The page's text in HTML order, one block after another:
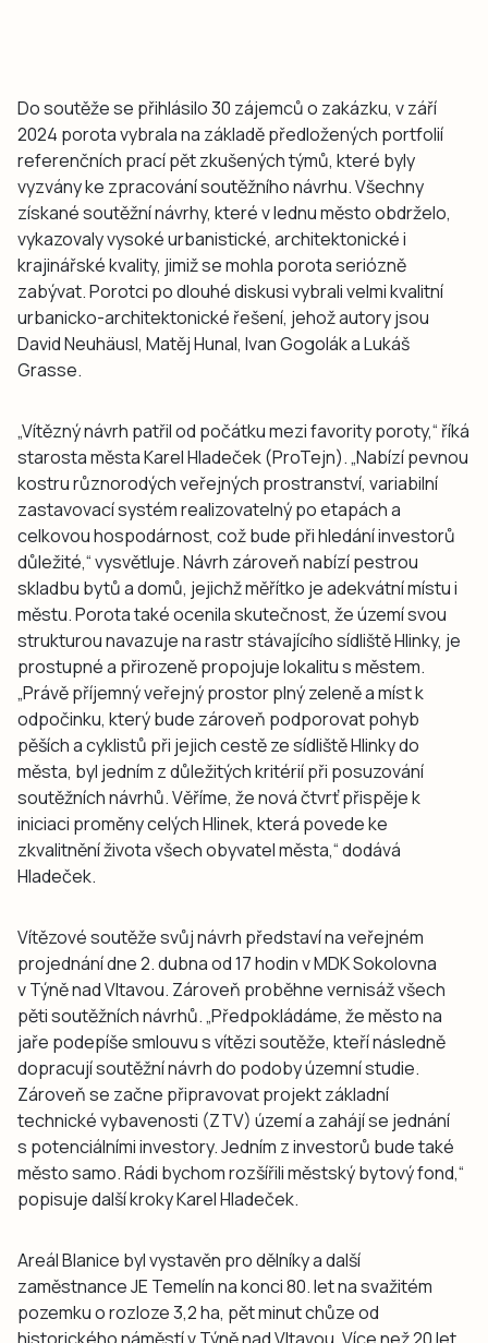
Do soutěže se přihlásilo 30 zájemců o zakázku, v září
2024 porota vybrala na základě předložených portfolií
referenčních prací pět zkušených týmů, které byly
vyzvány ke zpracování soutěžního návrhu. Všechny
získané soutěžní návrhy, které v lednu město obdrželo,
vykazovaly vysoké urbanistické, architektonické i
krajinářské kvality, jimiž se mohla porota seriózně
zabývat. Porotci po dlouhé diskusi vybrali velmi kvalitní
urbanicko-architektonické řešení, jehož autory jsou
David Neuhäusl, Matěj Hunal, Ivan Gogolák a Lukáš
Grasse.
„Vítězný návrh patřil od počátku mezi favority poroty,“ říká
starosta města Karel Hladeček (ProTejn). „Nabízí pevnou
kostru různorodých veřejných prostranství, variabilní
zastavovací systém realizovatelný po etapách a
celkovou hospodárnost, což bude při hledání investorů
důležité,“ vysvětluje. Návrh zároveň nabízí pestrou
skladbu bytů a domů, jejichž měřítko je adekvátní místu i
městu. Porota také ocenila skutečnost, že území svou
strukturou navazuje na rastr stávajícího sídliště Hlinky, je
prostupné a přirozeně propojuje lokalitu s městem.
„Právě příjemný veřejný prostor plný zeleně a míst k
odpočinku, který bude zároveň podporovat pohyb
pěších a cyklistů při jejich cestě ze sídliště Hlinky do
města, byl jedním z důležitých kritérií při posuzování
soutěžních návrhů. Věříme, že nová čtvrť přispěje k
iniciaci proměny celých Hlinek, která povede ke
zkvalitnění života všech obyvatel města,“ dodává
Hladeček.
Vítězové soutěže svůj návrh představí na veřejném
projednání dne 2. dubna od 17 hodin v MDK Sokolovna
v Týně nad Vltavou. Zároveň proběhne vernisáž všech
pěti soutěžních návrhů. „Předpokládáme, že město na
jaře podepíše smlouvu s vítězi soutěže, kteří následně
dopracují soutěžní návrh do podoby územní studie.
Zároveň se začne připravovat projekt základní
technické vybavenosti (ZTV) území a zahájí se jednání
s potenciálními investory. Jedním z investorů bude také
město samo. Rádi bychom rozšířili městský bytový fond,“
popisuje další kroky Karel Hladeček.
Areál Blanice byl vystavěn pro dělníky a další
zaměstnance JE Temelín na konci 80. let na svažitém
pozemku o rozloze 3,2 ha, pět minut chůze od